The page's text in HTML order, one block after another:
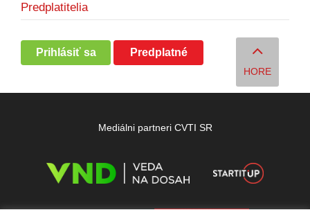
Predplatitelia
Prihlásiť sa Predplatné
HORE
Mediálni partneri CVTI SR